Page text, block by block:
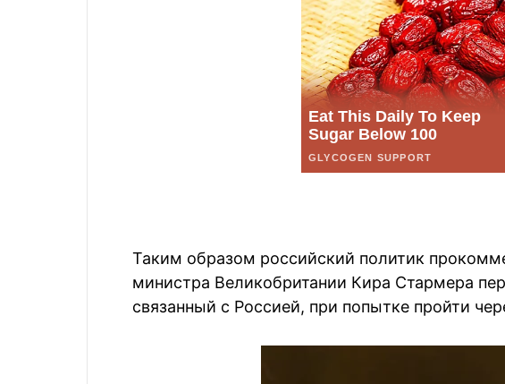
Таким образом российский политик
министра Великобритании Кира Стармера
связанный с Россией, при попытке пройти